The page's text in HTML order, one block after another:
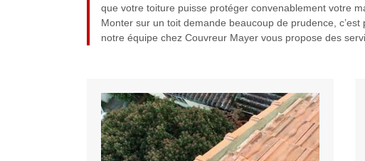
que votre toiture puisse protéger convenablement votre
Monter sur un toit demande beaucoup de prudence,
notre équipe chez Couvreur Mayer vous propose des